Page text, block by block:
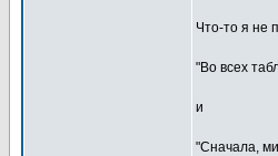
Что-то я не
"Во всех
и
"Сначала,